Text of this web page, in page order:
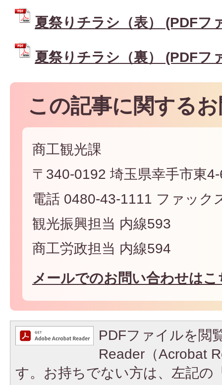
夏祭りチラシ（表） (PDFフ
夏祭りチラシ（裏） (PDFフ
この記事に関する
商工観光課
〒340-0192 埼玉県幸手市東
電話 0480-43-1111 ファック
観光振興担当 内線593
商工労政担当 内線594
メールでのお問い合わせは
PDFファイルを閲
Reader（Acrobat
す。お持ちでない方は、左記の